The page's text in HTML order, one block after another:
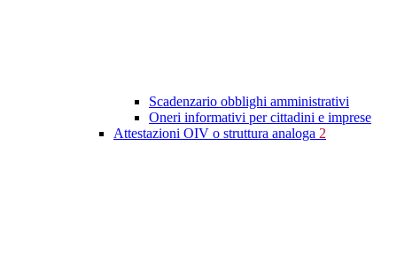
Scadenzario obblighi amministrativi
Oneri informativi per cittadini e imprese
Attestazioni OIV o struttura analoga 2